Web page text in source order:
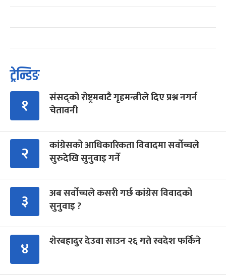
ट्रेन्डिङ
१
संसद्को रोष्ट्रमबाटै गृहमन्त्रीले दिए प्रश्न नगर्न
चेतावनी
२
कांग्रेसको आधिकारिकता विवादमा सर्वोच्चले
सुरुदेखि सुनुवाइ गर्ने
३
अब सर्वोच्चले कसरी गर्छ कांग्रेस विवादको
सुनुवाइ ?
४ शेरबहादुर देउवा साउन २६ गते स्वदेश फर्किने